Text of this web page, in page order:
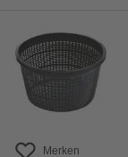
Merken